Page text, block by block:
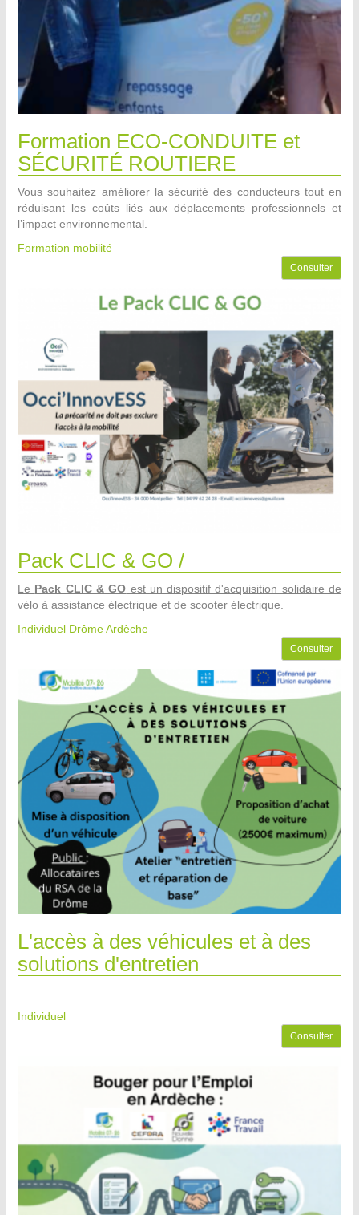
Formation ECO-CONDUITE et
SÉCURITÉ ROUTIERE
Vous souhaitez améliorer la sécurité des conducteurs tout en
réduisant les coûts liés aux déplacements professionnels et
l’impact environnemental.
Formation mobilité
Consulter
Pack CLIC & GO /
Le Pack CLIC & GO est un dispositif d'acquisition solidaire de
vélo à assistance électrique et de scooter électrique
Individuel Drôme Ardèche
Consulter
L'accès à des véhicules et à des
solutions d'entretien
Individuel
Consulter